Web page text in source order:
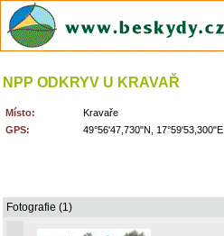
NPP ODKRYV U KRAVAŘ
Místo:
Kravaře
GPS:
49°56'47,730"N, 17°59'53,300"E
Fotografie (1)